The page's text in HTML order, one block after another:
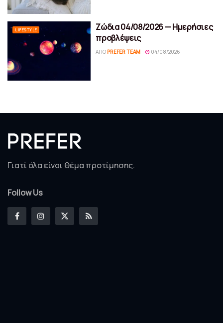
LIFESTYLE
Ζώδια 04/08/2026 — Ημερήσιες
προβλέψεις
ΑΠΌ PREFER TEAM 04/08/2026
Γιατί όλα είναι θέμα προτίμησης.
Follow Us